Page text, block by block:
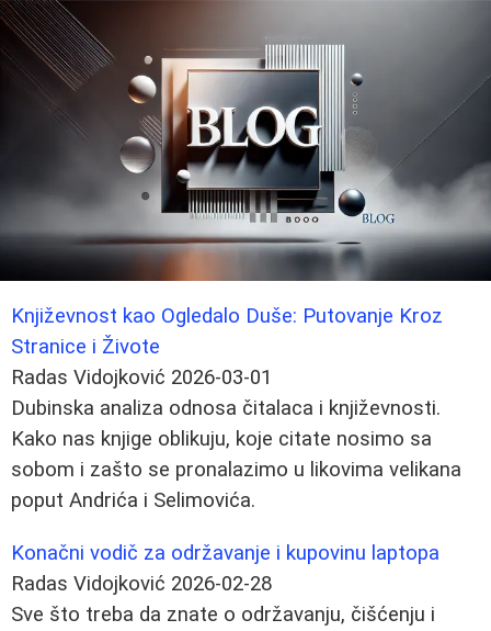
Književnost kao Ogledalo Duše: Putovanje Kroz
Stranice i Živote
Radas Vidojković 2026-03-01
Dubinska analiza odnosa čitalaca i književnosti.
Kako nas knjige oblikuju, koje citate nosimo sa
sobom i zašto se pronalazimo u likovima velikana
poput Andrića i Selimovića.
Konačni vodič za održavanje i kupovinu laptopa
Radas Vidojković 2026-02-28
Sve što treba da znate o održavanju, čišćenju i